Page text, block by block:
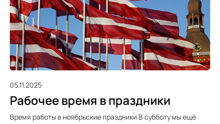
05.11.2025
Рабочее время в праздники
Время работы в ноябрьские праздники В субботу мы ещё